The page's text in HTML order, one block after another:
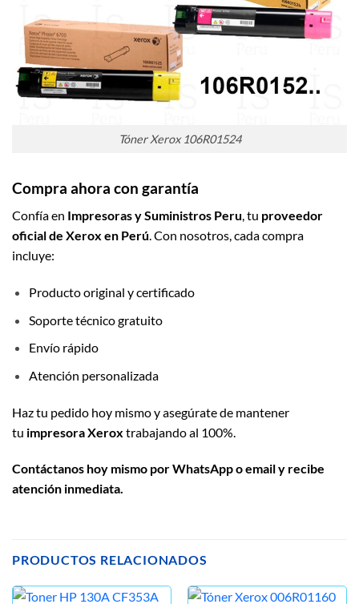
Tóner Xerox 106R01524
Compra ahora con garantía
Confía en Impresoras y Suministros Peru, tu proveedor
oficial de Xerox en Perú. Con nosotros, cada compra
incluye:
Producto original y certificado
Soporte técnico gratuito
Envío rápido
Atención personalizada
Haz tu pedido hoy mismo y asegúrate de mantener
tu impresora Xerox trabajando al 100%.
Contáctanos hoy mismo por WhatsApp o email y recibe
atención inmediata.
PRODUCTOS RELACIONADOS